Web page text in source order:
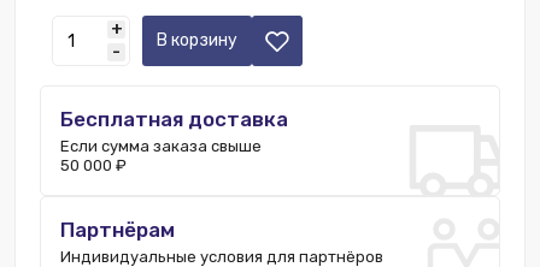
+
-
В корзину
Бесплатная доставка
Если сумма заказа свыше
50 000 ₽
Партнёрам
Индивидуальные условия для партнёров